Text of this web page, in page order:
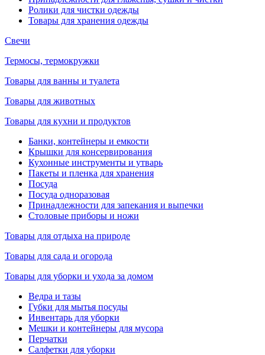
Ролики для чистки одежды
Товары для хранения одежды
Свечи
Термосы, термокружки
Товары для ванны и туалета
Товары для животных
Товары для кухни и продуктов
Банки, контейнеры и емкости
Крышки для консервирования
Кухонные инструменты и утварь
Пакеты и пленка для хранения
Посуда
Посуда одноразовая
Принадлежности для запекания и выпечки
Столовые приборы и ножи
Товары для отдыха на природе
Товары для сада и огорода
Товары для уборки и ухода за домом
Ведра и тазы
Губки для мытья посуды
Инвентарь для уборки
Мешки и контейнеры для мусора
Перчатки
Салфетки для уборки